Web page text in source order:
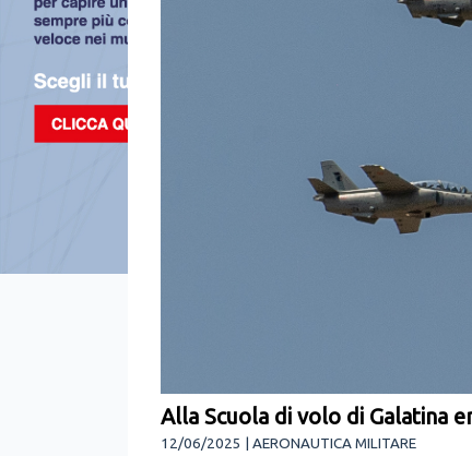
Alla Scuola di volo di Galatina
12/06/2025 | AERONAUTICA MILITARE